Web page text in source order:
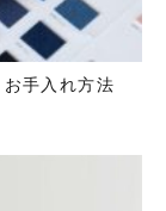
手入れ方法